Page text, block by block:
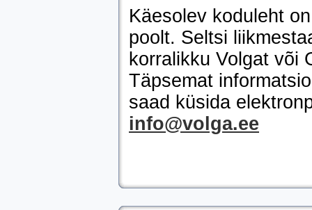
Käesolev koduleht
poolt. Seltsi
korralikku Volgat või
Täpsemat
saad küsida
info@volga.ee